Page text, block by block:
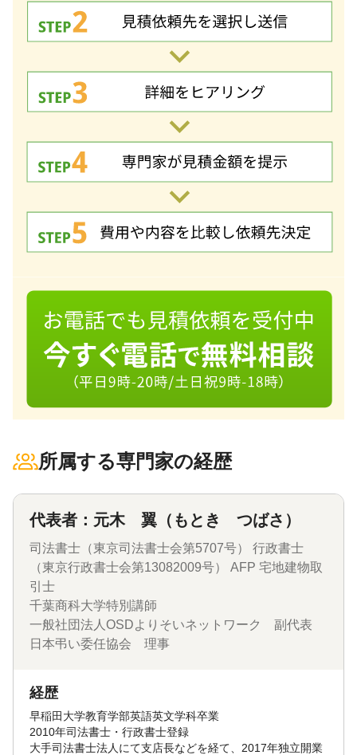
所属する専門家の経歴
代表者：元木 翼（もとき つばさ）
司法書士（東京司法書士会第5707号） 行政書士
（東京行政書士会第13082009号） AFP 宅地建物取
引士
千葉商科大学特別講師
一般社団法人OSDよりそいネットワーク 副代表
日本弔い委任協会 理事
経歴
早稲田大学教育学部英語英文学科卒業
2010年司法書士・行政書士登録
大手司法書士法人にて支店長などを経て、2017年独立開業